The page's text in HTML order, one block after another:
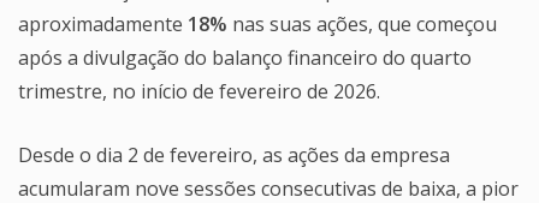
aproximadamente 18% nas suas ações, que começou
após a divulgação do balanço financeiro do quarto
trimestre, no início de fevereiro de 2026.
Desde o dia 2 de fevereiro, as ações da empresa
acumularam nove sessões consecutivas de baixa, a pior